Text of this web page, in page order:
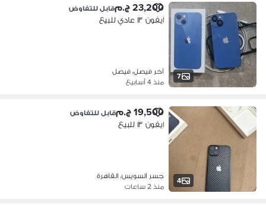
7
23,200 ج.م قابل للتفاوض
آيفون ١٣ عادي للبيع
آخر فيصل، فيصل
منذ 4 أسابيع
4
19,500 ج.م قابل للتفاوض
ايفون ١٣ للبيع
جسر السويس، القاهرة
منذ 2 ساعات